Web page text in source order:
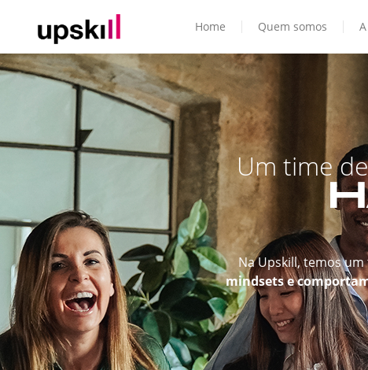
Home Quem somos
Um time
Na Upskill, temos
mindsets e